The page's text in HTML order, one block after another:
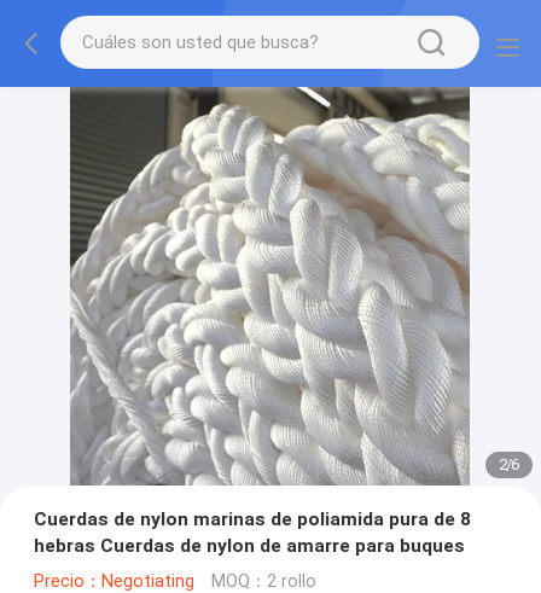
2/6
Cuerdas de nylon marinas de poliamida pura de 8
hebras Cuerdas de nylon de amarre para buques
Precio：Negotiating MOQ：2 rollo